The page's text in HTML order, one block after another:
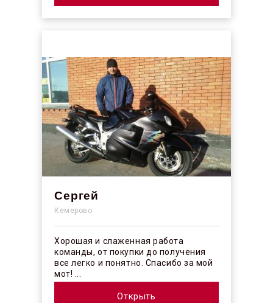
Сергей
Кемерово
Хорошая и слаженная работа
команды, от покупки до получения
все легко и понятно. Спасибо за мой
мот! ...
Открыть